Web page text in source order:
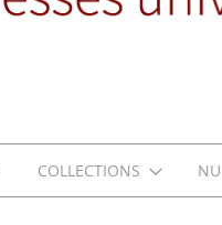
COLLECTIONS